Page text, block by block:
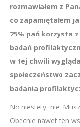
rozmawiałem z
co zapamiętałem
25% pań korzysta
badań
w tej chwili
społeczeństwo
badania
No niestety, nie.
Obecnie nawet ten